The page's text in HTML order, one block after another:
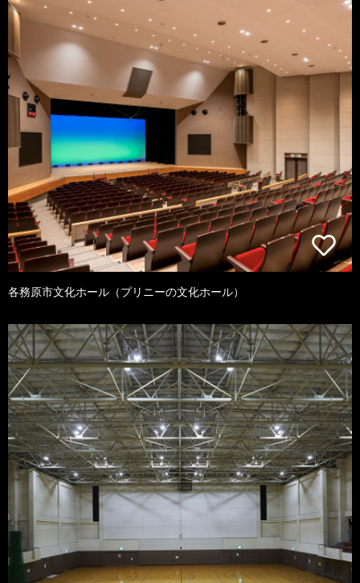
各務原市文化ホール（プリニーの文化ホール）